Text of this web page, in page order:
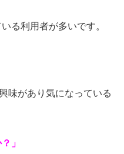
る利用者が多いです。
味があり気になっている
」